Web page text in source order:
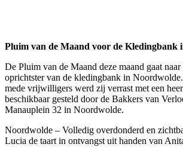
Pluim van de Maand voor de Kledingbank
De Pluim van de Maand deze maand gaat
oprichtster van de kledingbank in Noordwolde.
mede vrijwilligers werd zij verrast met een
beschikbaar gesteld door de Bakkers van
Manauplein 32 in Noordwolde.
Noordwolde – Volledig overdonderd en
Lucia de taart in ontvangst uit handen van